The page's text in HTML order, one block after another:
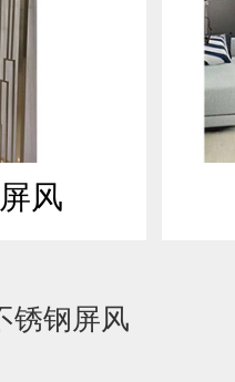
风
锈钢屏风